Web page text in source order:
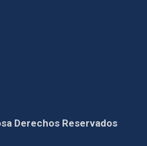
Derechos Reservados